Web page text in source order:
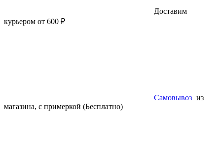
Доставим
курьером от 600 ₽
Самовывоз из
магазина, с примеркой (Бесплатно)